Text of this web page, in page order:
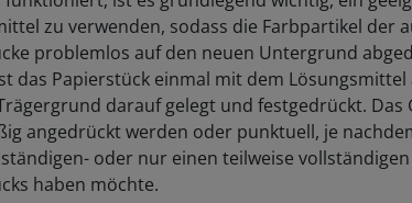
zu verwenden, sodass die Farbpartikel der
problemlos auf den neuen Untergrund
das Papierstück einmal mit dem Lösungsmittel
darauf gelegt und festgedrückt. Das
angedrückt werden oder punktuell, je
oder nur einen teilweise vollständigen
haben möchte.